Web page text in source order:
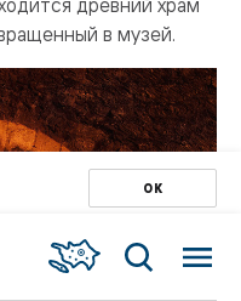
древний храм
в музей.
ОК